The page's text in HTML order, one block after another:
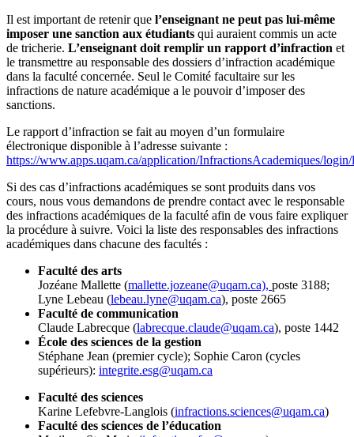
Il est important de retenir que l’enseignant ne peut pas lui-même
imposer une sanction aux étudiants qui auraient commis un acte
de tricherie. L’enseignant doit remplir un rapport d’infraction et
le transmettre au responsable des dossiers d’infraction académique
dans la faculté concernée. Seul le Comité facultaire sur les
infractions de nature académique a le pouvoir d’imposer des
sanctions.
Le rapport d’infraction se fait au moyen d’un formulaire
électronique disponible à l’adresse suivante :
https://www.apps.uqam.ca/application/InfractionsAcademiques/
Si des cas d’infractions académiques se sont produits dans vos
cours, nous vous demandons de prendre contact avec le responsable
des infractions académiques de la faculté afin de vous faire expliquer
la procédure à suivre. Voici la liste des responsables des infractions
académiques dans chacune des facultés :
Faculté des arts
Jozéane Mallette (mallette.jozeane@uqam.ca), poste 3188;
Lyne Lebeau (lebeau.lyne@uqam.ca), poste 2665
Faculté de communication
Claude Labrecque (labrecque.claude@uqam.ca), poste 1442
École des sciences de la gestion
Stéphane Jean (premier cycle); Sophie Caron (cycles
supérieurs): integrite.esg@uqam.ca
Faculté des sciences
Karine Lefebvre-Langlois (infractions.sciences@uqam.ca)
Faculté des sciences de l’éducation